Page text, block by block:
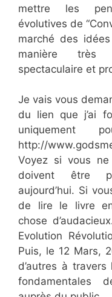
mettre les
évolutives de
marché des
manière très
spectaculaire et
Je vais vous
du lien que j’ai
uniquement
http://
Voyez si vous
doivent être
aujourd’hui. Si
de lire le livre
chose
Evolution
Puis, le 12 Mars,
d’autres à
fondamentales